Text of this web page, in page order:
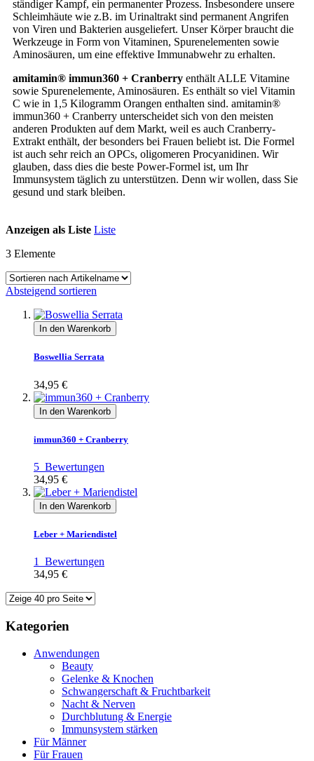
ständiger Kampf, ein permanenter Prozess. Insbesondere unsere
Schleimhäute wie z.B. im Urinaltrakt sind permanent Angrifen
von Viren und Bakterien ausgeliefert. Unser Körper braucht die
Werkzeuge in Form von Vitaminen, Spurenelementen sowie
Aminosäuren, um eine effektive Immunabwehr zu erhalten.
amitamin® immun360 + Cranberry enthält ALLE Vitamine
sowie Spurenelemente, Aminosäuren. Es enthält so viel Vitamin
C wie in 1,5 Kilogramm Orangen enthalten sind. amitamin®
immun360 + Cranberry unterscheidet sich von den meisten
anderen Produkten auf dem Markt, weil es auch Cranberry-
Extrakt enthält, der besonders bei Frauen beliebt ist. Die Formel
ist auch sehr reich an OPCs, oligomeren Procyanidinen. Wir
glauben, dass dies die beste Power-Formel ist, um Ihr
Immunsystem täglich zu unterstützen. Denn wir wollen, dass Sie
gesund und stark bleiben.
Anzeigen als Liste Liste
3 Elemente
Absteigend sortieren
In den Warenkorb
Boswellia Serrata
34,95 €
In den Warenkorb
immun360 + Cranberry
5 Bewertungen
34,95 €
In den Warenkorb
Leber + Mariendistel
1 Bewertungen
34,95 €
Kategorien
Anwendungen
Beauty
Gelenke & Knochen
Schwangerschaft & Fruchtbarkeit
Nacht & Nerven
Durchblutung & Energie
Immunsystem stärken
Für Männer
Für Frauen